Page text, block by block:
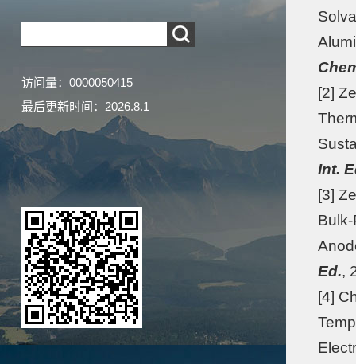
访问量： 0000050415
最后更新时间： 2026.8.1
[2]
Int.
[3]
Ed.,
[4]